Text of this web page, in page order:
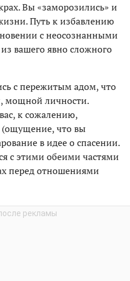
Вы «заморозились» и
Путь к избавлению
с неосознанными
вашего явно сложного
с пережитым адом, что
мощной личности.
к сожалению,
(ощущение, что вы
в идее о спасении.
с этими обеими частями
перед отношениями